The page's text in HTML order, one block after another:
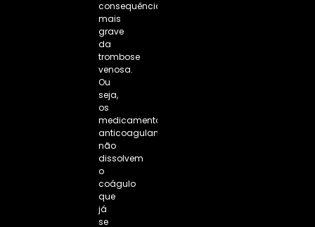
consequência
mais
grave
da
trombose
venosa.
Ou
seja,
os
medicamentos
anticoagulantes
não
dissolvem
o
coágulo
que
já
se